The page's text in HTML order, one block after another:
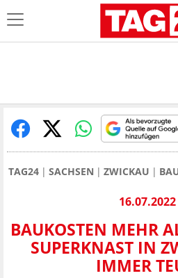
TAG24 SACHSEN ZWICKAU
BAUKOSTEN MEHR
SUPERKNAST IN
IMMER